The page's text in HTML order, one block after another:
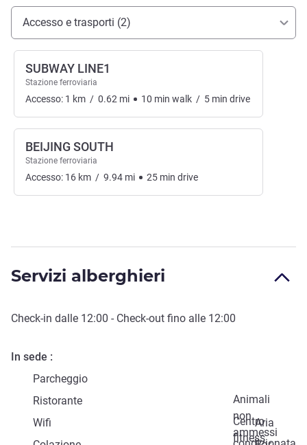
Accesso e trasporti
Accesso e trasporti (2)
SUBWAY LINE1
Stazione ferroviaria
Accesso: 1 km / 0.62 mi 10 min walk / 5 min drive
BEIJING SOUTH
Stazione ferroviaria
Accesso: 16 km / 9.94 mi 25 min drive
Servizi alberghieri
Check-in dalle 12:00 - Check-out fino alle 12:00
In sede
Parcheggio
Animali
non
ammessi
Ristorante
Centro
fitness
Wifi
Aria